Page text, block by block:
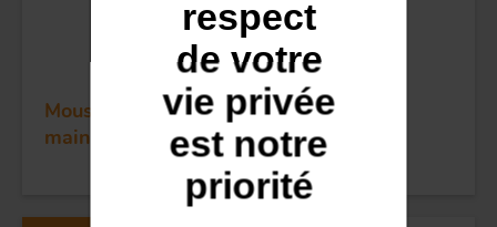
Mousqueton à frapper inox - une seule
main - Long: 55 mm
respect
de votre
vie privée
est notre
priorité